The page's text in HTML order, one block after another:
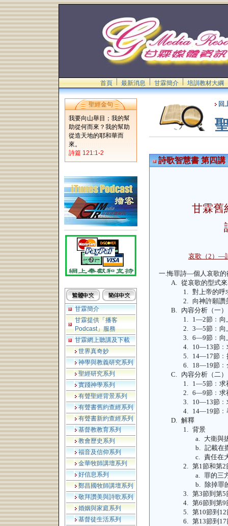
首頁 最新消息 甘霖簡介 培訓教材大綱
聖經金句
我要向山舉目；我的幫
助從何而來？我的幫助
從造天地的耶和華而
來。
詩篇 121:1-2
甘霖簡介
甘霖提供「播客
Podcast」服務
甘霖網上聽講及下載
世界真奇妙
神學與教義研究系列
聖經研究系列
實踐神學系列
有聲聖經背景系列
有聲書舊約查經系列
有聲書新約查經系列
基督教教育系列
教會歷史系列
福音及信仰系列
金華牧師講壇系列
好信息系列
鄭昌國牧師講壇系列
敬拜讚美與詩歌系列
婚姻與家庭系列
基督徒生活系列
回
詩歌智慧書 第四講
甘霖舊
哀歌（2 ）—
一.悔罪詩—個人哀歌的
A. 從哀歌的型式
1. 對上帝的
2. 向神許願讚
B. 內容分析（一）
1. 1—2節﹕向
2. 3—5節﹕向
3. 6—9節﹕向
4. 10—13節﹕
5. 14—17節﹕
6. 18—19節﹕
C. 內容分析（二）
1. 1—5節﹕求
2. 6—9節﹕求
3. 10—13節﹕
4. 14—19節﹕
D. 解釋
1. 背景
a. 大衛與
b. 記載在
c. 責任在
2. 第1節和第2
a. 罪的三
b. 除掉罪
3. 第3節到第5
4. 第6節到第9
5. 第10節到 12
6. 第13節到 17